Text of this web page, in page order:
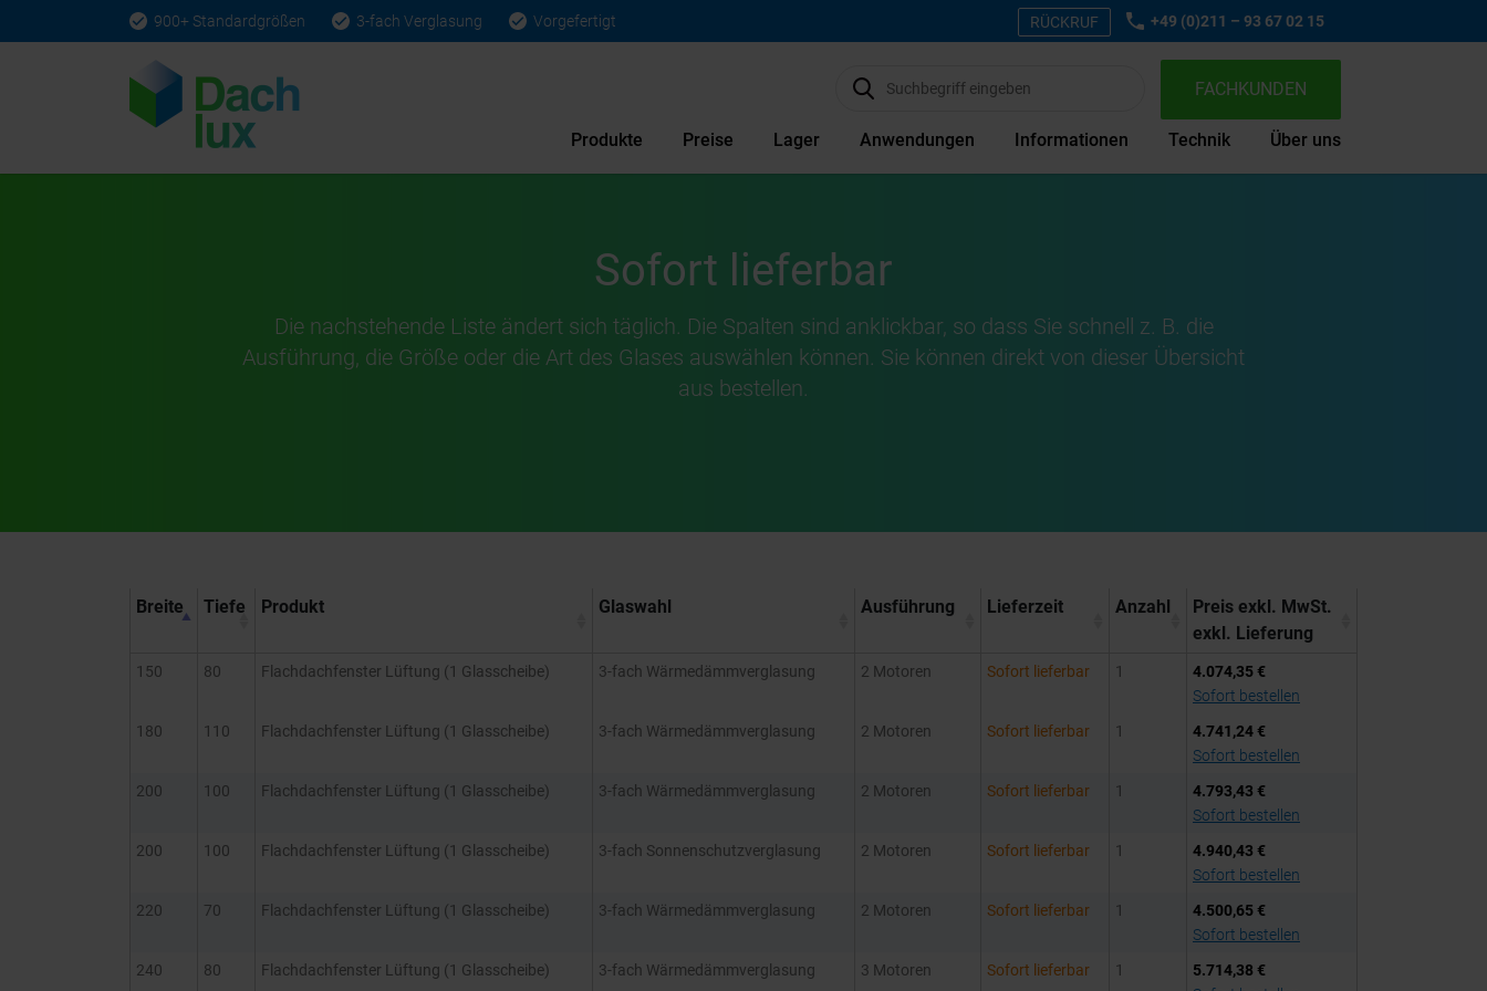
900+ Standardgrößen 3-fach Verglasung Vorgefertigt RÜCKRUF +49 (0)211 – 93 67 02 15
FACHKUNDEN
Produkte Preise Lager Anwendungen Informationen Technik Über uns
Sofort lieferbar
Die nachstehende Liste ändert sich täglich. Die Spalten sind anklickbar, so dass Sie schnell z. B. die
Ausführung, die Größe oder die Art des Glases auswählen können. Sie können direkt von dieser Übersicht
aus bestellen.
Breite Tiefe Produkt Glaswahl Ausführung Lieferzeit Anzahl
Preis exkl. MwSt.
exkl. Lieferung
150 80 Flachdachfenster Lüftung (1 Glasscheibe) 3-fach Wärmedämmverglasung 2 Motoren Sofort lieferbar 1
4.074,35 €
Sofort bestellen
180
110 Flachdachfenster Lüftung (1 Glasscheibe) 3-fach Wärmedämmverglasung 2 Motoren Sofort lieferbar 1
4.741,24 €
Sofort bestellen
200
100 Flachdachfenster Lüftung (1 Glasscheibe) 3-fach Wärmedämmverglasung 2 Motoren Sofort lieferbar 1
4.793,43 €
Sofort bestellen
200
100 Flachdachfenster Lüftung (1 Glasscheibe) 3-fach Sonnenschutzverglasung 2 Motoren Sofort lieferbar 1
4.940,43 €
Sofort bestellen
220
70 Flachdachfenster Lüftung (1 Glasscheibe) 3-fach Wärmedämmverglasung 2 Motoren Sofort lieferbar 1
4.500,65 €
Sofort bestellen
240
80 Flachdachfenster Lüftung (1 Glasscheibe) 3-fach Wärmedämmverglasung 3 Motoren Sofort lieferbar 1
5.714,38 €